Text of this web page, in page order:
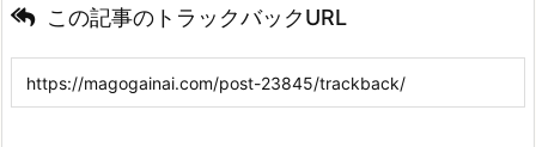
この記事のトラックバックURL